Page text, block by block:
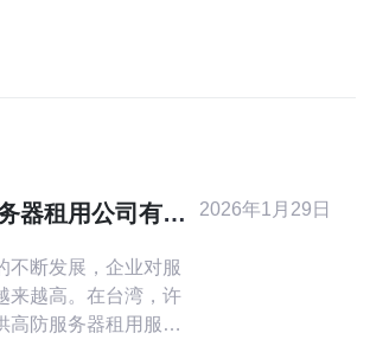
器租用公司有哪
不断发展，企业对服
来越高。在台湾，许
高防服务器租用服
2026年1月29日